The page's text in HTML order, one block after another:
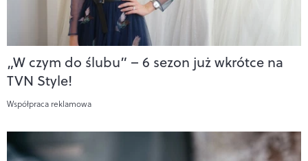
„W czym do ślubu” – 6 sezon już wkrótce na
TVN Style!
Współpraca reklamowa